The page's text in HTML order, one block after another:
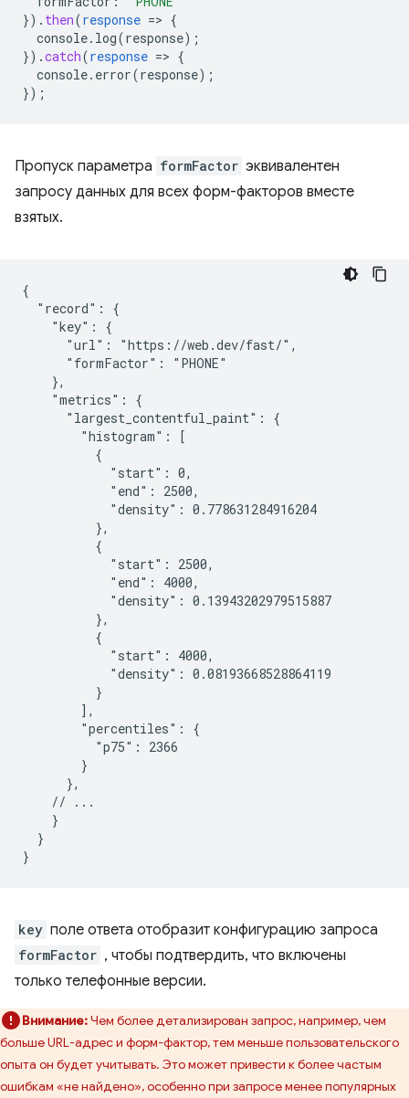
}) . then(response => {
console.log(response) ;
}) .catch(response => {
console.error(response) ;
});
Пропуск параметра formFactor эквивалентен
запросу данных для всех форм-факторов вместе
взятых.
{
  "record": {
    "key": {
      "url": "https://web.dev/fast/",
      "formFactor": "PHONE"
    },
    "metrics": {
      "largest_contentful_paint": {
        "histogram": [
          {
            "start": 0,
            "end": 2500,
            "density": 0.778631284916204
          },
          {
            "start": 2500,
            "end": 4000,
            "density": 0.13943202979515887
          },
          {
            "start": 4000,
            "density": 0.08193668528864119
          }
        ],
        "percentiles": {
          "p75": 2366
        }
      },
    // ...
    }
  }
key поле ответа отобразит конфигурацию запроса
formFactor , чтобы подтвердить, что включены
только телефонные версии.
Внимание:Чем более детализирован запрос, например, чем
больше URL-адрес и форм-фактор, тем меньше пользовательского
опыта он будет учитывать. Это может привести к более частым
ошибкам «не найдено», особенно при запросе менее популярных